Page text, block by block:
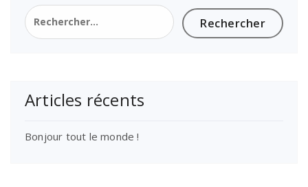
Rechercher :
Articles récents
Bonjour tout le monde !